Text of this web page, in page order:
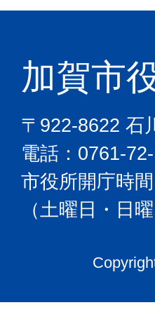
加賀市
〒922-8622 石
電話：0761-
市役所開庁時
（土曜日・日